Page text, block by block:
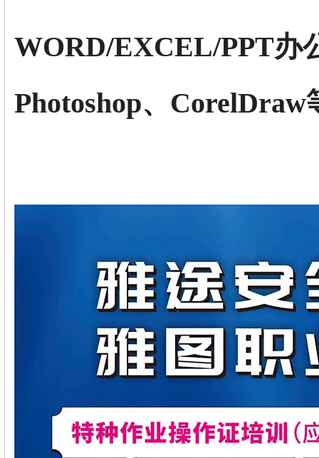
WORD/EXCEL/PPT办
Photoshop、CorelDraw